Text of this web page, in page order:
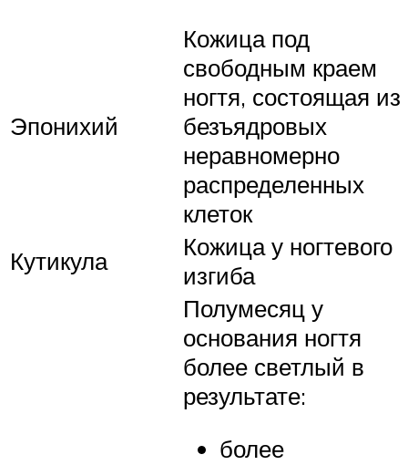
Эпонихий
Кожица под
свободным краем
ногтя, состоящая из
безъядровых
неравномерно
распределенных
клеток
Кутикула
Кожица у ногтевого
изгиба
Полумесяц у
основания ногтя
более светлый в
результате:
более